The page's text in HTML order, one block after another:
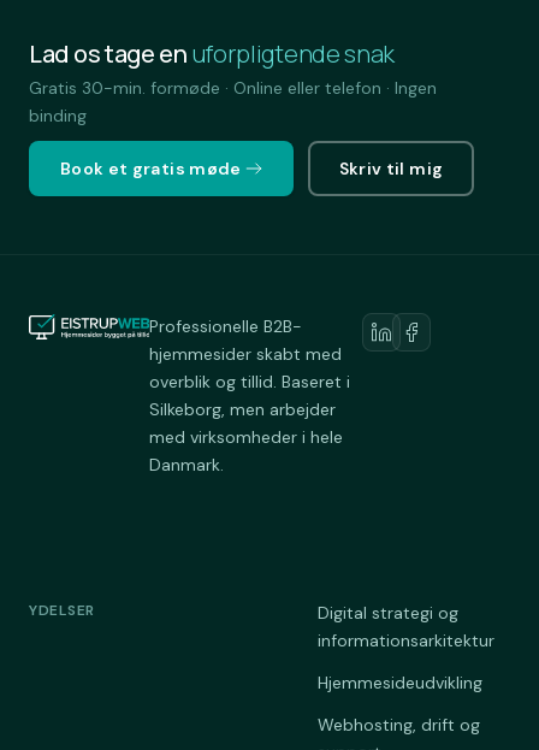
Lad os tage enuforpligtende snak
Gratis 30-min. formøde · Online eller telefon · Ingen
binding
Book et gratis møde Skriv til mig
Professionelle B2B-
hjemmesider skabt med
overblik og tillid. Baseret i
Silkeborg, men arbejder
med virksomheder i hele
Danmark.
YDELSER
Digital strategi og
informationsarkitektur
Hjemmesideudvikling
Webhosting, drift og